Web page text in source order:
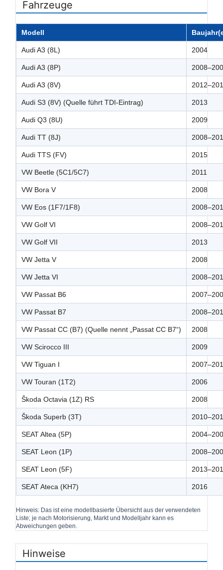
Fahrzeuge
Modell
Audi A3 (8L) 2004
Audi A3 (8P)
Audi A3 (8V)
Audi S3 (8V) (Quelle führt TDI-Eintrag) 2013
Audi Q3 (8U) 2009
Audi TT (8J)
Audi TTS (FV) 2015
VW Beetle (5C1/5C7) 2011
VW Bora V 2008
VW Eos (1F7/1F8)
VW Golf VI
VW Golf VII 2013
VW Jetta V 2008
VW Jetta VI
VW Passat B6
VW Passat B7
VW Passat CC (B7) (Quelle nennt „Passat CC B7“) 2008
VW Scirocco III 2009
VW Tiguan I
VW Touran (1T2) 2006
Škoda Octavia (1Z) RS 2008
Škoda Superb (3T)
SEAT Altea (5P)
SEAT Leon (1P)
SEAT Leon (5F)
SEAT Ateca (KH7) 2016
Hinweis: Das ist eine modellbasierte Übersicht aus der verwendeten
Liste; je nach Motorisierung, Markt und Modelljahr kann es
Abweichungen geben.
Hinweise